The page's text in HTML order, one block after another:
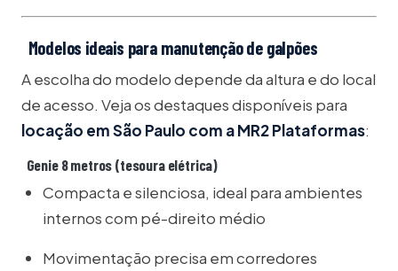
Modelos ideais para manutenção de galpões
A escolha do modelo depende da altura e do local
de acesso. Veja os destaques disponíveis para
locação em São Paulo com a MR2 Plataformas:
Genie 8 metros (tesoura elétrica)
Compacta e silenciosa, ideal para ambientes
internos com pé-direito médio
Movimentação precisa em corredores